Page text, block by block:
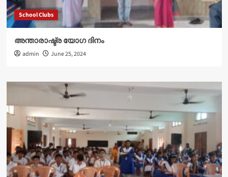
School Clubs
അന്താരാഷ്ട്ര യോഗ ദിനം
admin June 25, 2024